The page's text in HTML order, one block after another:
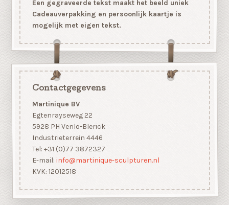
Een gegraveerde tekst maakt het beeld uniek
Cadeauverpakking en persoonlijk kaartje is
mogelijk met eigen tekst.
Contactgegevens
Martinique BV
Egtenrayseweg 22
5928 PH Venlo-Blerick
Industrieterrein 4446
Tel: +31 (0)77 3872327
E-mail: info@martinique-sculpturen.nl
KVK: 12012518